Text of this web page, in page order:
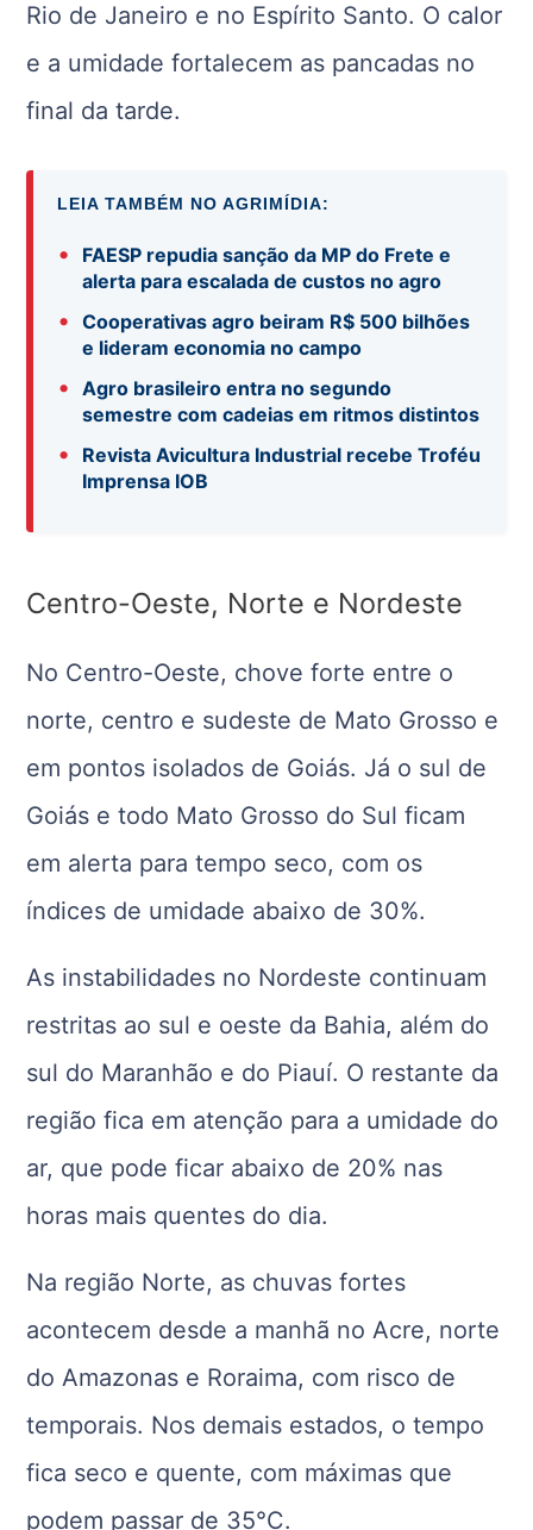
Rio de Janeiro e no Espírito Santo. O calor
e a umidade fortalecem as pancadas no
final da tarde.
LEIA TAMBÉM NO AGRIMÍDIA:
•
FAESP repudia sanção da MP do Frete e
alerta para escalada de custos no agro
•
Cooperativas agro beiram R$ 500 bilhões
e lideram economia no campo
•
Agro brasileiro entra no segundo
semestre com cadeias em ritmos distintos
•
Revista Avicultura Industrial recebe Troféu
Imprensa IOB
Centro-Oeste, Norte e Nordeste
No Centro-Oeste, chove forte entre o
norte, centro e sudeste de Mato Grosso e
em pontos isolados de Goiás. Já o sul de
Goiás e todo Mato Grosso do Sul ficam
em alerta para tempo seco, com os
índices de umidade abaixo de 30%.
As instabilidades no Nordeste continuam
restritas ao sul e oeste da Bahia, além do
sul do Maranhão e do Piauí. O restante da
região fica em atenção para a umidade do
ar, que pode ficar abaixo de 20% nas
horas mais quentes do dia.
Na região Norte, as chuvas fortes
acontecem desde a manhã no Acre, norte
do Amazonas e Roraima, com risco de
temporais. Nos demais estados, o tempo
fica seco e quente, com máximas que
podem passar de 35°C.